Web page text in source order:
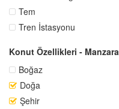
Tem
Tren İstasyonu
Konut Özellikleri - Manzara
Boğaz
Doğa
Şehir